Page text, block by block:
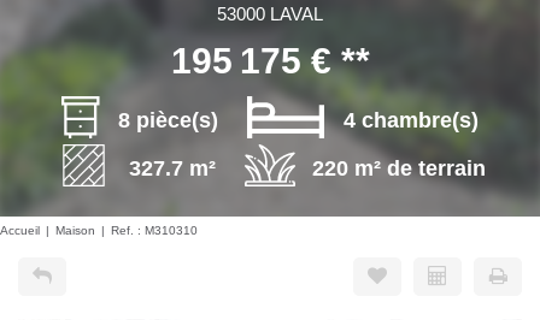
53000 LAVAL
195 175 € **
8 pièce(s)
4 chambre(s)
327.7 m²
220 m² de terrain
Accueil Maison Ref. : M310310